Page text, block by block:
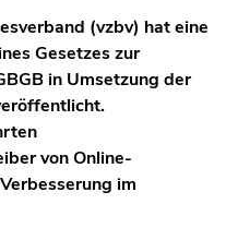
(vzbv) hat eine
Gesetzes zur
in Umsetzung der
von Online-
im